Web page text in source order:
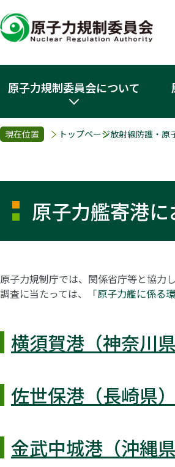
原子力規制委員会について
現在位置 トップページ放射線防護・原
原子力艦寄港
原子力規制庁では、関係省庁等と協力
調査に当たっては、
「原子力艦に係る
横須賀港（神奈川県
佐世保港（長崎県）
金武中城港（沖縄県